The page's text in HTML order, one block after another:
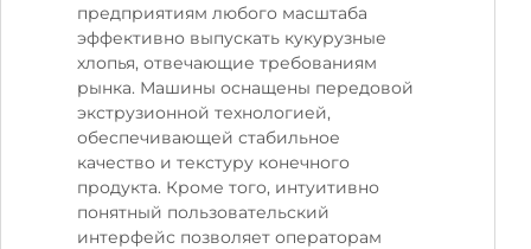
предприятиям любого масштаба
эффективно выпускать кукурузные
хлопья, отвечающие требованиям
рынка. Машины оснащены передовой
экструзионной технологией,
обеспечивающей стабильное
качество и текстуру конечного
продукта. Кроме того, интуитивно
понятный пользовательский
интерфейс позволяет операторам